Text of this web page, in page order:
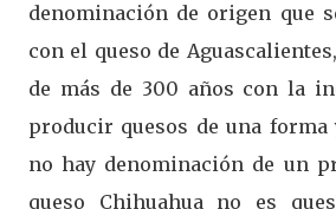
denominación de origen que
con el queso de
de más de 300 años con la
producir quesos de una
no hay denominación de un
queso Chihuahua no es